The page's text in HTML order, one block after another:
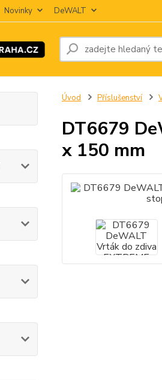
Novinky DeWALT
Úvod Příslušenství
DT6679
x 150 mm